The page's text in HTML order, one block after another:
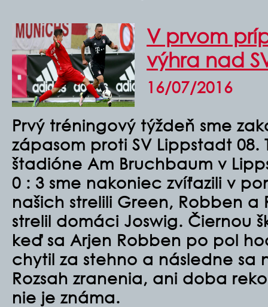
V prvom
výhra nad
16/07/2016
Prvý tréningový týždeň sme
zápasom proti SV Lippstadt 08.
štadióne Am Bruchbaum v
0 : 3 sme nakoniec zvíťazili v
našich strelili Green, Robben a
strelil domáci Joswig. Čiernou
keď sa Arjen Robben po pol
chytil za stehno a následne sa
Rozsah zranenia, ani doba
nie je známa.